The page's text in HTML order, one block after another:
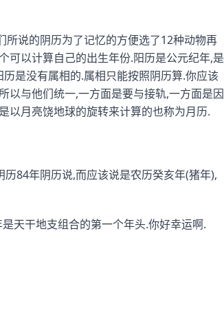
说的阴历为了记忆的方便选了12种动物再
可以计算自己的出生年份.阳历是公元纪年,是
是没有属相的.属相只能按照阴历算.你应该
以与他们统一,一方面是要与接轨,一方面是因
以月亮饶地球的旋转来计算的也称为月历.
84年阴历说,而应该说是农历癸亥年(猪年),
天干地支组合的第一个年头.你好幸运啊.